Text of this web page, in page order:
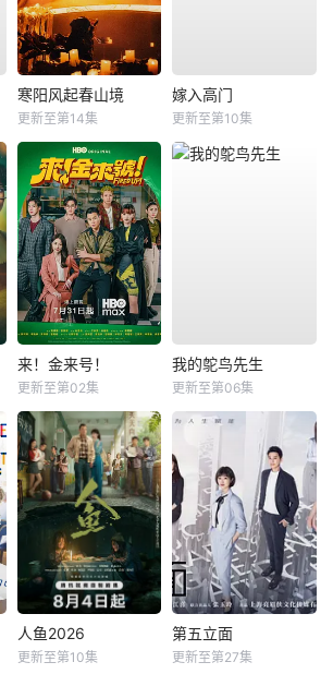
寒阳风起春山境
更新至第14集
嫁入高门
更新至第10集
来！金来号！
更新至第02集
我的鸵鸟先生
更新至第06集
人鱼2026
更新至第10集
第五立面
更新至第27集